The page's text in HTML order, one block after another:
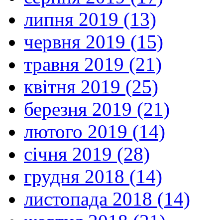
липня 2019 (13)
червня 2019 (15)
травня 2019 (21)
квітня 2019 (25)
березня 2019 (21)
лютого 2019 (14)
січня 2019 (28)
грудня 2018 (14)
листопада 2018 (14)